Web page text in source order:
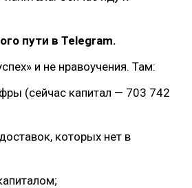
пути в Telegram.
и не нравоучения. Там:
(сейчас капитал — 703 742
которых нет в